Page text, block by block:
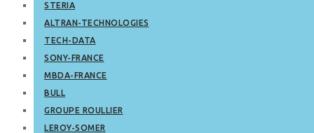
STERIA
ALTRAN-TECHNOLOGIES
TECH-DATA
SONY-FRANCE
MBDA-FRANCE
BULL
GROUPE ROULLIER
LEROY-SOMER